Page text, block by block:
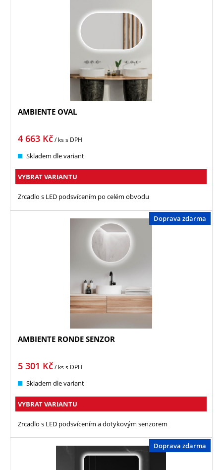
AMBIENTE OVAL
4 663 Kč/ kss DPH
Skladem dle variant
VYBRAT VARIANTU
Zrcadlo s LED podsvícením po celém obvodu
Doprava zdarma
AMBIENTE RONDE SENZOR
5 301 Kč/ kss DPH
Skladem dle variant
VYBRAT VARIANTU
Zrcadlo s LED podsvícením a dotykovým senzorem
Doprava zdarma